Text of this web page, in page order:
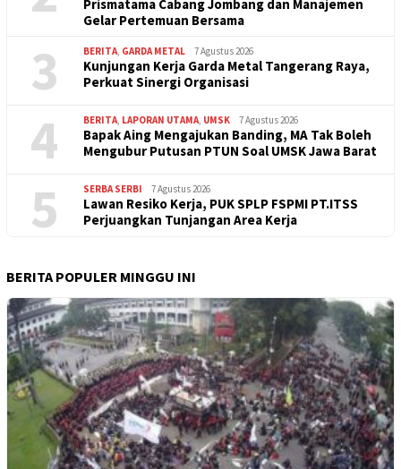
Prismatama Cabang Jombang dan Manajemen
Gelar Pertemuan Bersama
3 BERITA, GARDA METAL 7 Agustus 2026
Kunjungan Kerja Garda Metal Tangerang Raya,
Perkuat Sinergi Organisasi
4 BERITA, LAPORAN UTAMA, UMSK 7 Agustus 2026
Bapak Aing Mengajukan Banding, MA Tak Boleh
Mengubur Putusan PTUN Soal UMSK Jawa Barat
5 SERBA SERBI 7 Agustus 2026
Lawan Resiko Kerja, PUK SPLP FSPMI PT.ITSS
Perjuangkan Tunjangan Area Kerja
BERITA POPULER MINGGU INI